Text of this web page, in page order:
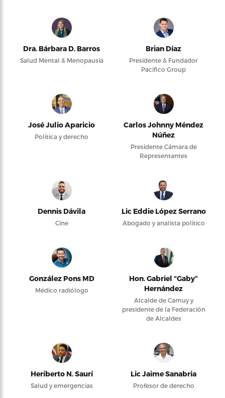
Dra. Bárbara D. Barros
Salud Mental & Menopausia
Brian Díaz
Presidente & Fundador
Pacifico Group
José Julio Aparicio
Política y derecho
Carlos Johnny Méndez
Núñez
Presidente Cámara de
Representantes
Dennis Dávila
Cine
Lic Eddie López Serrano
Abogado y analista político
González Pons MD
Médico radiólogo
Hon. Gabriel “Gaby”
Hernández
Alcalde de Camuy y
presidente de la Federación
de Alcaldes
Heriberto N. Saurí
Salud y emergencias
Lic Jaime Sanabria
Profesor de derecho